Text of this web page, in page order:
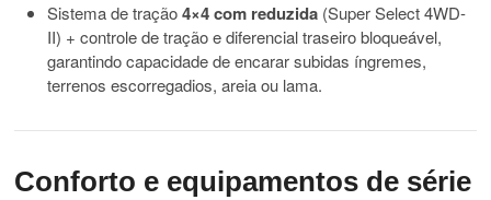
Sistema de tração4×4 com reduzida (Super Select 4WD-
II) + controle de tração e diferencial traseiro bloqueável,
garantindo capacidade de encarar subidas íngremes,
terrenos escorregadios, areia ou lama.
Conforto e equipamentos de série